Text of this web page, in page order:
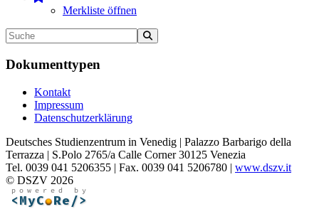
Merkliste öffnen
Dokumenttypen
Kontakt
Impressum
Datenschutzerklärung
Deutsches Studienzentrum in Venedig | Palazzo Barbarigo della
Terrazza | S.Polo 2765/a Calle Corner 30125 Venezia
Tel. 0039 041 5206355 | Fax. 0039 041 5206780 | www.dszv.it
© DSZV 2026